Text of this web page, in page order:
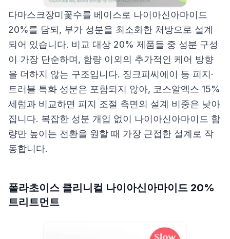
다마스크장미꽃수를 베이스로 나이아신아마이드
20%를 담되, 부가 성분을 최소화한 처방으로 설계
되어 있습니다. 비교 대상 20% 제품들 중 성분 구성
이 가장 단순하며, 함량 이외의 추가적인 케어 방향
을 더하지 않는 구조입니다. 징크피씨에이 등 피지·
트러블 특화 성분은 포함되지 않아, 코스알엑스 15%
세럼과 비교하면 피지 조절 측면의 설계 비중은 낮아
집니다. 복잡한 성분 개입 없이 나이아신아마이드 함
량만 높이는 전환을 원할 때 가장 근접한 설계로 작
동합니다.
폴라초이스 클리니컬 나이아신아마이드 20%
트리트먼트